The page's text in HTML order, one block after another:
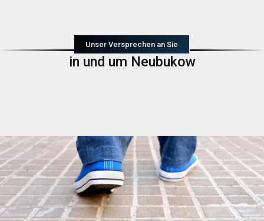
Unser Versprechen an Sie
in und um Neubukow